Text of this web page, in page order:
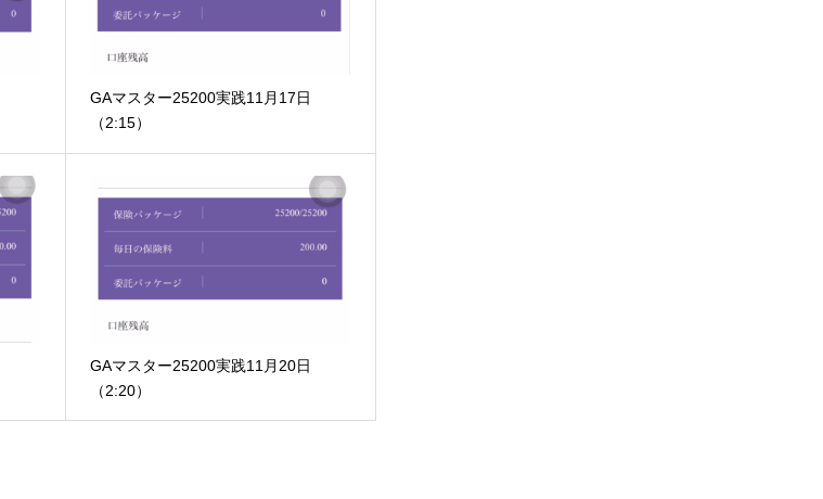
GAマスター25200実践11月17日
（2:15）
GAマスター25200実践11月20日
（2:20）